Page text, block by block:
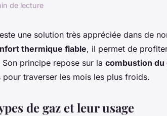
de lecture
une solution très appréciée dans de
thermique fiable, il permet de
principe repose sur la combustion du
traverser les mois les plus froids.
de gaz et leur usage